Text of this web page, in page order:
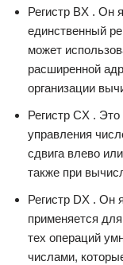
Регистр BX . Он
единственный
может
расширенной
организации
Регистр CX .
управления
сдвига влево
также при
Регистр DX . Он
применяется
тех операций
числами,